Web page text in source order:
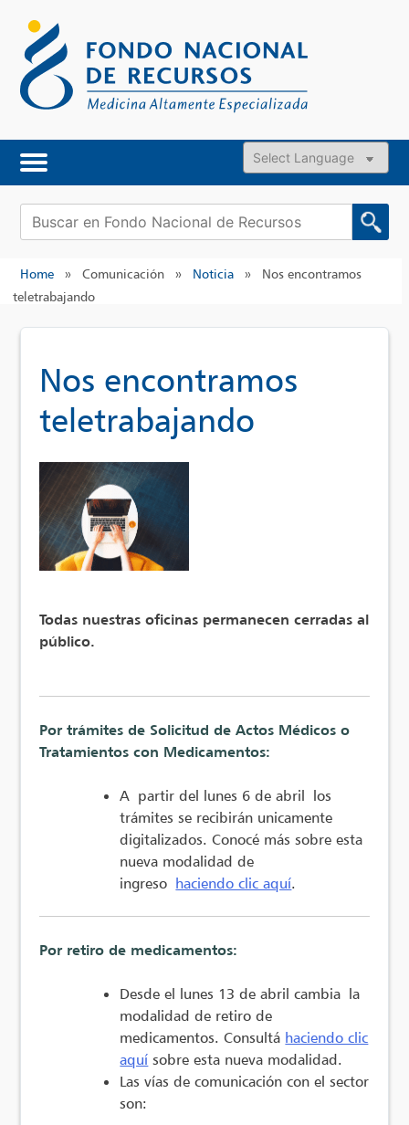
content
Powered by
Buscar:
Home » Comunicación » Noticia »
Nos encontramos
teletrabajando
Nos encontramos
teletrabajando
Todas nuestras oficinas permanecen cerradas al
público.
Por trámites de Solicitud de Actos Médicos o
Tratamientos con Medicamentos:
A partir del lunes 6 de abril los
trámites se recibirán unicamente
digitalizados. Conocé más sobre esta
nueva modalidad de
ingreso haciendo clic aquí.
Por retiro de medicamentos:
Desde el lunes 13 de abril cambia la
modalidad de retiro de
medicamentos. Consultá haciendo clic
aquí sobre esta nueva modalidad.
Las vías de comunicación con el sector
son: